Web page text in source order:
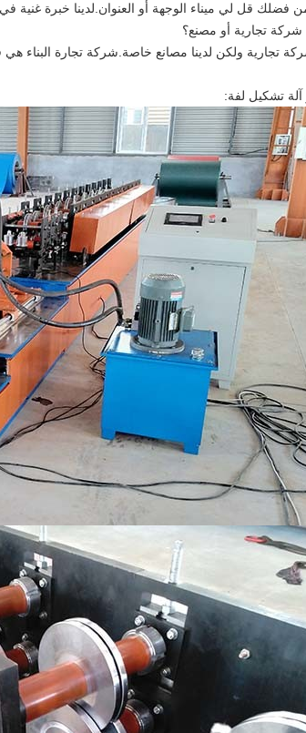
فضلك قل لي ميناء الوجهة أو العنوان.لدينا خبرة غنية في
تجارية ولكن لدينا مصانع خاصة.شركة تجارة البناء هي
تشكيل لفة: